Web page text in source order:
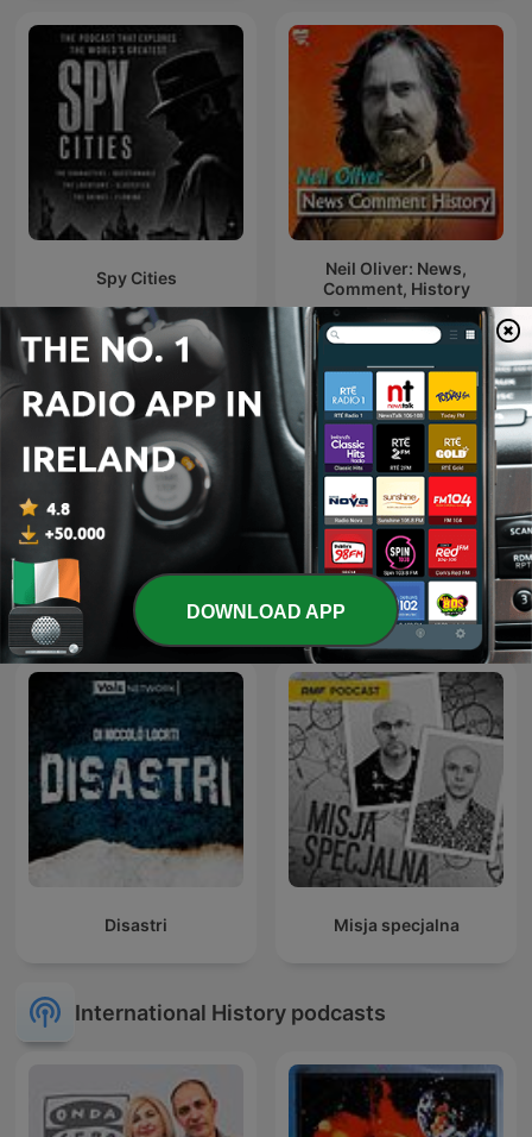
Spy Cities
Neil Oliver: News,
Comment, History
Dan Snow's History Hit The Rest Is Classified
Disastri Misja specjalna
International History podcasts
DOWNLOAD APP